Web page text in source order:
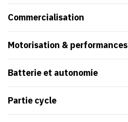
Commercialisation
Motorisation & performances
Batterie et autonomie
Partie cycle